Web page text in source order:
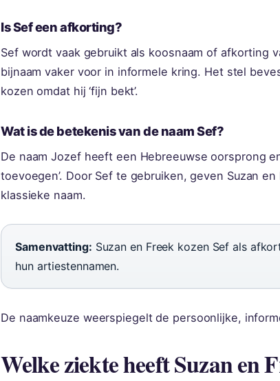
Is Sef een afkorting?
Sef wordt vaak gebruikt als koosnaam of afkorting
bijnaam vaker voor in informele kring. Het stel
kozen omdat hij ‘fijn bekt’.
Wat is de betekenis van de naam Sef?
De naam Jozef heeft een Hebreeuwse oorsprong
toevoegen’. Door Sef te gebruiken, geven Suzan
klassieke naam.
Samenvatting: Suzan en Freek kozen Sef als
hun artiestennamen.
De naamkeuze weerspiegelt de persoonlijke,
Welke ziekte heeft Suzan en